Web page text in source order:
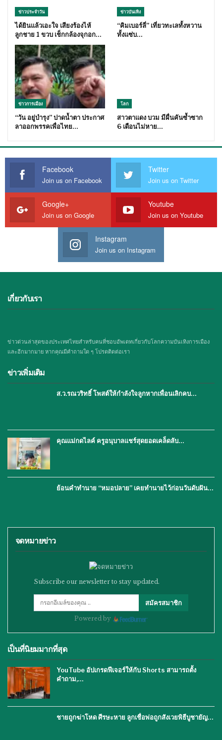
ข่าวประจำวัน
ได้ยินแล้วเอะใจ เสียงร้องไห้
ลูกชาย 1 ขวบ เช็กกล้องจุกอก…
ข่าวบันเทิง
“คิมเบอร์ลี่” เที่ยวทะเลทั้งหวาน
ทั้งแซ่บ…
ข่าวการเมือง
“วัน อยู่บำรุง” ปาดน้ำตา ประกาศ
ลาออกพรรคเพื่อไทย…
โลก
สาวตาแดง บวม มีผื่นคันซ้ำซาก
6 เดือนไม่หาย…
Facebook
Join us on Facebook
Twitter
Join us on Twitter
Google+
Join us on Google
Youtube
Join us on Youtube
Instagram
Join us on Instagram
เกี่ยวกับเรา
ข่าวด่วนล่าสุดของประเทศไทยสำหรับคนที่ชอบอัพเดทเกี่ยวกับโลกความบันเทิงการเมือง
และอีกมากมาย หากคุณมีคำถามใด ๆ โปรดติดต่อเรา
ข่าวเพิ่มเติม
ส.ว.รณวริทธิ์ โพสต์ให้กำลังใจลูกหากเพื่อนเลิกคบ…
คุณแม่กดไลค์ ครูอนุบาลแชร์สุดยอดเคล็ดลับ…
ย้อนคำทำนาย “หมอปลาย” เคยทำนายไว้ก่อนวันดับฝัน…
จดหมายข่าว
Subscribe our newsletter to stay updated.
สมัครสมาชิก
Powered by
เป็นที่นิยมมากที่สุด
YouTube อัปเกรดฟีเจอร์ให้กับ Shorts สามารถตั้ง
คำถาม,…
ชายถูกฆ่าโหด ศีรษะหาย ลูกเชื่อพ่อถูกสังเวยพิธีบูชายัญ…